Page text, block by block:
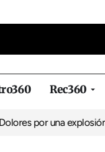
Rec360
una explosión sin